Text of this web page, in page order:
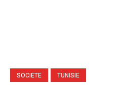
SOCIETE TUNISIE